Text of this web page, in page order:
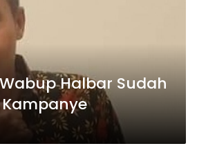
Halbar Sudah